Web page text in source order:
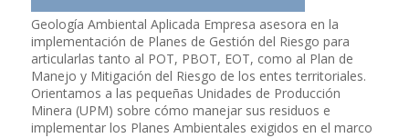
Geología Ambiental Aplicada Empresa asesora en la
implementación de Planes de Gestión del Riesgo para
articularlas tanto al POT, PBOT, EOT, como al Plan de
Manejo y Mitigación del Riesgo de los entes territoriales.
Orientamos a las pequeñas Unidades de Producción
Minera (UPM) sobre cómo manejar sus residuos e
implementar los Planes Ambientales exigidos en el marco